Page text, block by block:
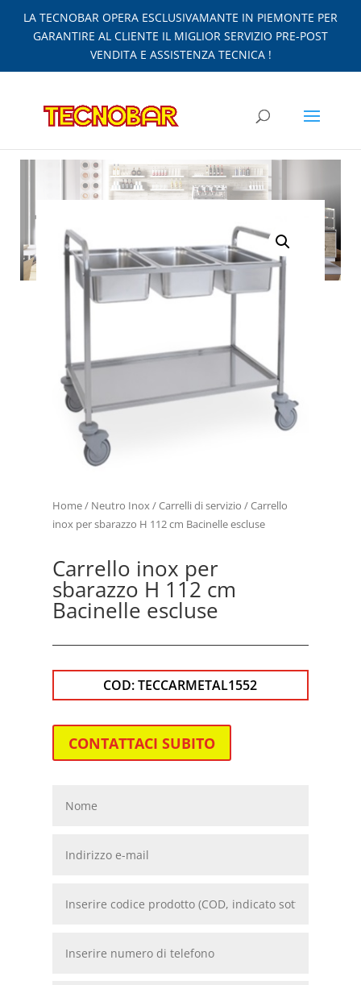
LA TECNOBAR OPERA ESCLUSIVAMANTE IN PIEMONTE PER
GARANTIRE AL CLIENTE IL MIGLIOR SERVIZIO PRE-POST
VENDITA E ASSISTENZA TECNICA !
Home/ Neutro Inox/Carrelli di servizio / Carrello
inox per sbarazzo H 112 cm Bacinelle escluse
Carrello inox per
sbarazzo H 112 cm
Bacinelle escluse
COD:TECCARMETAL1552
CONTATTACI SUBITO